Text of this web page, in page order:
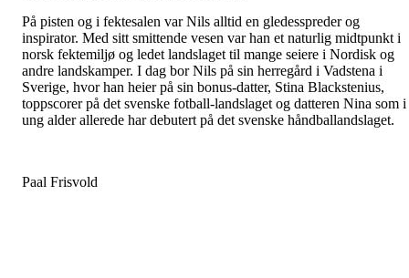
På pisten og i fektesalen var Nils alltid en gledesspreder og
inspirator. Med sitt smittende vesen var han et naturlig midtpunkt i
norsk fektemiljø og ledet landslaget til mange seiere i Nordisk og
andre landskamper. I dag bor Nils på sin herregård i Vadstena i
Sverige, hvor han heier på sin bonus-datter, Stina Blackstenius,
toppscorer på det svenske fotball-landslaget og datteren Nina som i
ung alder allerede har debutert på det svenske håndballandslaget.
Paal Frisvold